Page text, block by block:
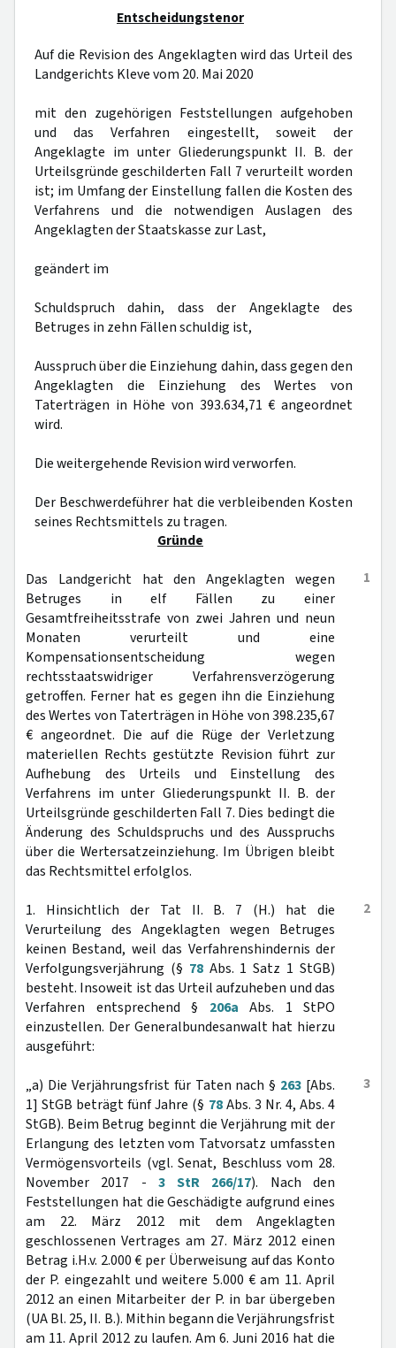
Entscheidungstenor
Auf die Revision des Angeklagten wird das Urteil des
Landgerichts Kleve vom 20. Mai 2020
mit den zugehörigen Feststellungen aufgehoben
und das Verfahren eingestellt, soweit der
Angeklagte im unter Gliederungspunkt II. B. der
Urteilsgründe geschilderten Fall 7 verurteilt worden
ist; im Umfang der Einstellung fallen die Kosten des
Verfahrens und die notwendigen Auslagen des
Angeklagten der Staatskasse zur Last,
geändert im
Schuldspruch dahin, dass der Angeklagte des
Betruges in zehn Fällen schuldig ist,
Ausspruch über die Einziehung dahin, dass gegen den
Angeklagten die Einziehung des Wertes von
Taterträgen in Höhe von 393.634,71 € angeordnet
wird.
Die weitergehende Revision wird verworfen.
Der Beschwerdeführer hat die verbleibenden Kosten
seines Rechtsmittels zu tragen.
Gründe
1
Das Landgericht hat den Angeklagten wegen
Betruges in elf Fällen zu einer
Gesamtfreiheitsstrafe von zwei Jahren und neun
Monaten verurteilt und eine
Kompensationsentscheidung wegen
rechtsstaatswidriger Verfahrensverzögerung
getroffen. Ferner hat es gegen ihn die Einziehung
des Wertes von Taterträgen in Höhe von 398.235,67
€ angeordnet. Die auf die Rüge der Verletzung
materiellen Rechts gestützte Revision führt zur
Aufhebung des Urteils und Einstellung des
Verfahrens im unter Gliederungspunkt II. B. der
Urteilsgründe geschilderten Fall 7. Dies bedingt die
Änderung des Schuldspruchs und des Ausspruchs
über die Wertersatzeinziehung. Im Übrigen bleibt
das Rechtsmittel erfolglos.
2
1. Hinsichtlich der Tat II. B. 7 (H.) hat die
Verurteilung des Angeklagten wegen Betruges
keinen Bestand, weil das Verfahrenshindernis der
Verfolgungsverjährung (§ 78Abs. 1 Satz 1 StGB)
besteht. Insoweit ist das Urteil aufzuheben und das
Verfahren entsprechend § 206a Abs. 1 StPO
einzustellen. Der Generalbundesanwalt hat hierzu
ausgeführt:
3
„a) Die Verjährungsfrist für Taten nach § 263 [Abs.
1] StGB beträgt fünf Jahre (§ 78Abs. 3 Nr. 4, Abs. 4
StGB). Beim Betrug beginnt die Verjährung mit der
Erlangung des letzten vom Tatvorsatz umfassten
Vermögensvorteils (vgl. Senat, Beschluss vom 28.
November 2017 - 3 StR 266/17). Nach den
Feststellungen hat die Geschädigte aufgrund eines
am 22. März 2012 mit dem Angeklagten
geschlossenen Vertrages am 27. März 2012 einen
Betrag i.H.v. 2.000 € per Überweisung auf das Konto
der P. eingezahlt und weitere 5.000 € am 11. April
2012 an einen Mitarbeiter der P. in bar übergeben
(UA Bl. 25, II. B.). Mithin begann die Verjährungsfrist
am 11. April 2012 zu laufen. Am 6. Juni 2016 hat die